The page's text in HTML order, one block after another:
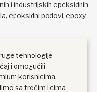
i industrijskih epoksidnih
epoksidni podovi, epoxy
tehnologije
i omogućili
korisnicima.
sa trećim licima.